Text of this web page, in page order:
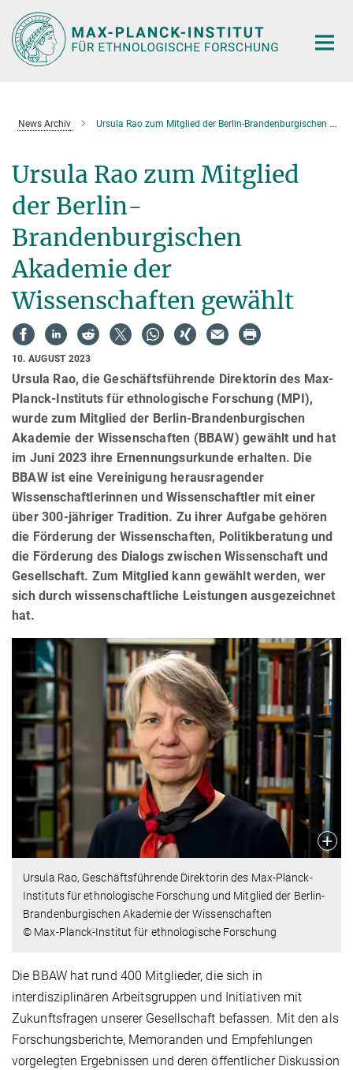
Hauptinhalt
News Archiv Ursula Rao zum Mitglied der Berlin-Brandenburgischen Akademie der Wissenschaften gewählt
Ursula Rao zum Mitglied
der Berlin-
Brandenburgischen
Akademie der
Wissenschaften gewählt
10. AUGUST 2023
Ursula Rao, die Geschäftsführende Direktorin des Max-
Planck-Instituts für ethnologische Forschung (MPI),
wurde zum Mitglied der Berlin-Brandenburgischen
Akademie der Wissenschaften (BBAW) gewählt und hat
im Juni 2023 ihre Ernennungsurkunde erhalten. Die
BBAW ist eine Vereinigung herausragender
Wissenschaftlerinnen und Wissenschaftler mit einer
über 300-jähriger Tradition. Zu ihrer Aufgabe gehören
die Förderung der Wissenschaften, Politikberatung und
die Förderung des Dialogs zwischen Wissenschaft und
Gesellschaft. Zum Mitglied kann gewählt werden, wer
sich durch wissenschaftliche Leistungen ausgezeichnet
hat.
Ursula Rao, Geschäftsführende Direktorin des Max-Planck-
Instituts für ethnologische Forschung und Mitglied der Berlin-
Brandenburgischen Akademie der Wissenschaften
© Max-Planck-Institut für ethnologische Forschung
Die BBAW hat rund 400 Mitglieder, die sich in
interdisziplinären Arbeitsgruppen und Initiativen mit
Zukunftsfragen unserer Gesellschaft befassen. Mit den als
Forschungsberichte, Memoranden und Empfehlungen
vorgelegten Ergebnissen und deren öffentlicher Diskussion